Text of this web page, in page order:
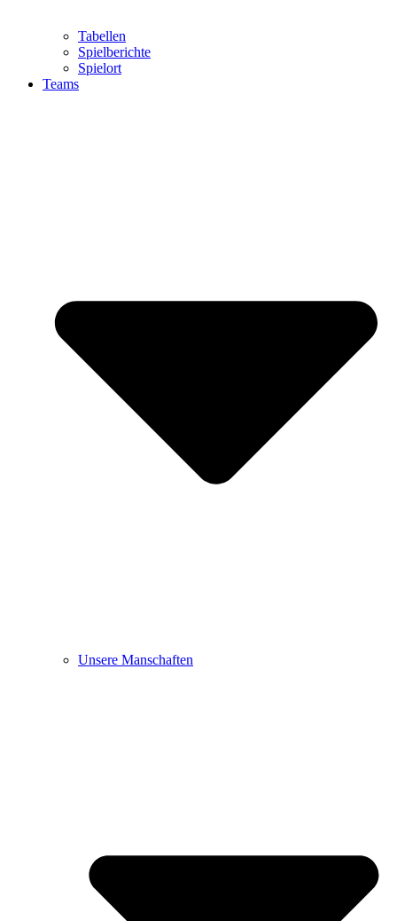
Tabellen
Spielberichte
Spielort
Teams
Unsere Manschaften